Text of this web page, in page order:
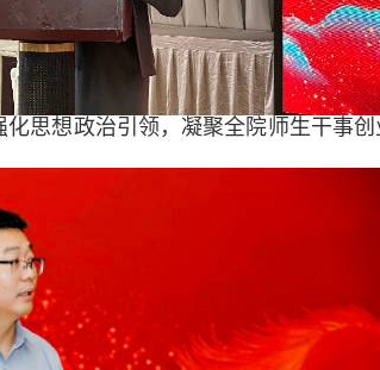
思想政治引领，凝聚全院师生干事